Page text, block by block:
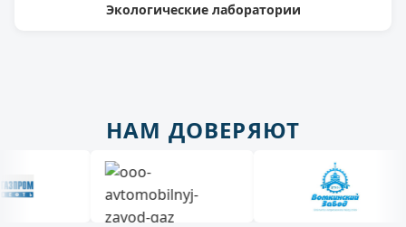
Экологические лаборатории
НАМ ДОВЕРЯЮТ